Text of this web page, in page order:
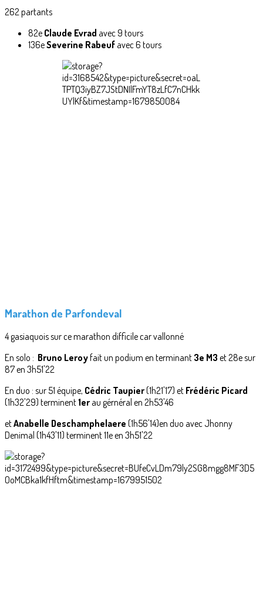
262 partants
82e Claude Evrad avec 9 tours
136eSeverine Rabeuf avec 6 tours
Marathon de Parfondeval
4 gasiaquois sur ce marathon difficile car vallonné
En solo : Bruno Leroyfait un podium en terminant 3e M3 et 28e sur
87 en 3h51'22
En duo : sur 51 équipe, Cédric Taupier(1h21'17) et Frédéric Picard
(1h32'29) terminent1er au gérnéral en 2h53'46
etAnabelle Deschamphelaere (1h56'14)en duo avec Jhonny
Denimal (1h43'11) terminent 11e en 3h51'22